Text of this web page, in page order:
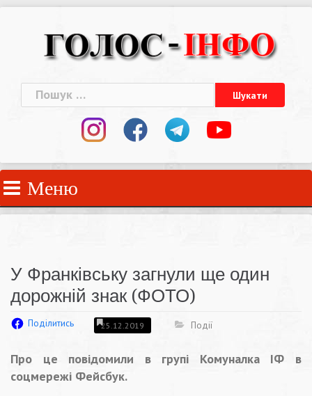
Пошук:
Меню
У Франківську загнули ще один
дорожній знак (ФОТО)
Поділитись 25.12.2019 Події
Про це повідомили в групі Комуналка ІФ в
соцмережі Фейсбук.